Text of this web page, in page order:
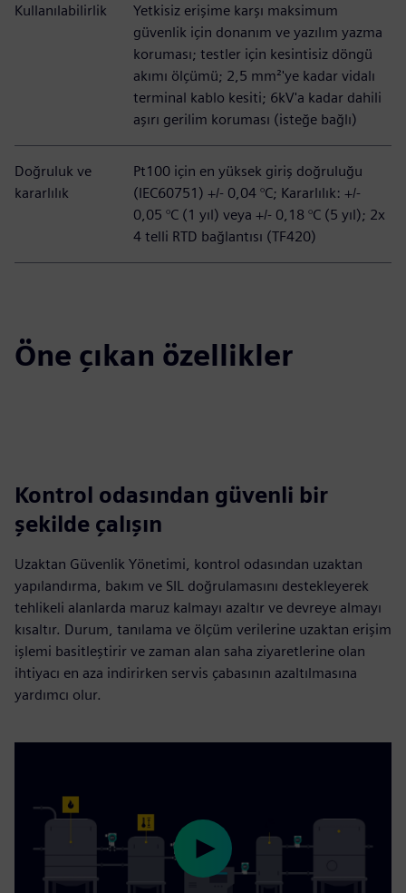
Kullanılabilirlik
Yetkisiz erişime karşı maksimum
güvenlik için donanım ve yazılım yazma
koruması; testler için kesintisiz döngü
akımı ölçümü; 2,5 mm²'ye kadar vidalı
terminal kablo kesiti; 6kV'a kadar dahili
aşırı gerilim koruması (isteğe bağlı)
Doğruluk ve
kararlılık
Pt100 için en yüksek giriş doğruluğu
(IEC60751) +/- 0,04 °C; Kararlılık: +/-
0,05 °C (1 yıl) veya +/- 0,18 °C (5 yıl); 2x
4 telli RTD bağlantısı (TF420)
Öne çıkan özellikler
Kontrol odasından güvenli bir
şekilde çalışın
Uzaktan Güvenlik Yönetimi, kontrol odasından uzaktan
yapılandırma, bakım ve SIL doğrulamasını destekleyerek
tehlikeli alanlarda maruz kalmayı azaltır ve devreye almayı
kısaltır. Durum, tanılama ve ölçüm verilerine uzaktan erişim
işlemi basitleştirir ve zaman alan saha ziyaretlerine olan
ihtiyacı en aza indirirken servis çabasının azaltılmasına
yardımcı olur.
Play